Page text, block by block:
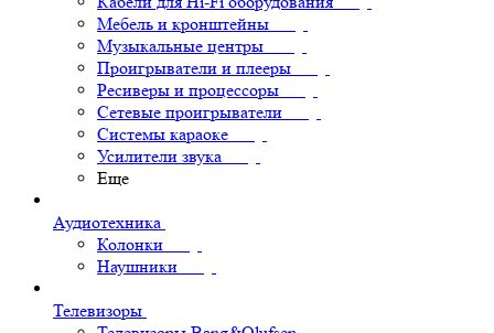
Мебель и кронштейны
Музыкальные центры
Проигрыватели и плееры
Ресиверы и процессоры
Сетевые проигрыватели
Системы караоке
Усилители звука
Еще
Аудиотехника
Колонки
Наушники
Телевизоры